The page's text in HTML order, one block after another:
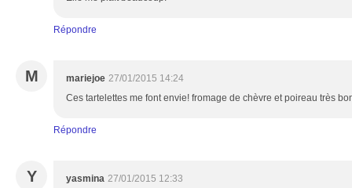
Répondre
M mariejoe 27/01/2015 14:24
Ces tartelettes me font envie! fromage de chèvre et poireau très
Répondre
Y yasmina 27/01/2015 12:33